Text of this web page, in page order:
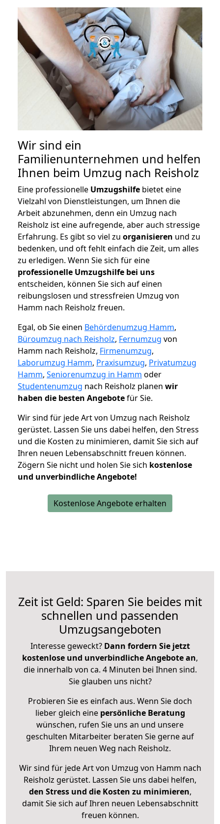
Wir sind ein
Familienunternehmen und helfen
Ihnen beim Umzug nach Reisholz
Eine professionelle Umzugshilfe bietet eine
Vielzahl von Dienstleistungen, um Ihnen die
Arbeit abzunehmen, denn ein Umzug nach
Reisholz ist eine aufregende, aber auch stressige
Erfahrung. Es gibt so viel zu organisieren und zu
bedenken, und oft fehlt einfach die Zeit, um alles
zu erledigen. Wenn Sie sich für eine
professionelle Umzugshilfe bei uns
entscheiden, können Sie sich auf einen
reibungslosen und stressfreien Umzug von
Hamm nach Reisholz freuen.
Egal, ob Sie einen Behördenumzug Hamm,
Büroumzug nach Reisholz, Fernumzug von
Hamm nach Reisholz, Firmenumzug,
Laborumzug Hamm, Praxisumzug, Privatumzug
Hamm, Seniorenumzug in Hamm oder
Studentenumzug nach Reisholz planen wir
haben die besten Angebotefür Sie.
Wir sind für jede Art von Umzug nach Reisholz
gerüstet. Lassen Sie uns dabei helfen, den Stress
und die Kosten zu minimieren, damit Sie sich auf
Ihren neuen Lebensabschnitt freuen können.
Zögern Sie nicht und holen Sie sich kostenlose
und unverbindliche Angebote!
Kostenlose Angebote erhalten
Zeit ist Geld: Sparen Sie beides mit
schnellen und passenden
Umzugsangeboten
Interesse geweckt? Dann fordern Sie jetzt
kostenlose und unverbindliche Angebote an,
die innerhalb von ca. 4 Minuten bei Ihnen sind.
Sie glauben uns nicht?
Probieren Sie es einfach aus. Wenn Sie doch
lieber gleich eine persönliche Beratung
wünschen, rufen Sie uns an und unsere
geschulten Mitarbeiter beraten Sie gerne auf
Ihrem neuen Weg nach Reisholz.
Wir sind für jede Art von Umzug von Hamm nach
Reisholz gerüstet. Lassen Sie uns dabei helfen,
den Stress und die Kosten zu minimieren,
damit Sie sich auf Ihren neuen Lebensabschnitt
freuen können.